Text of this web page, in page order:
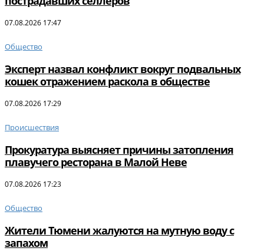
07.08.2026 17:47
Общество
Эксперт назвал конфликт вокруг подвальных
кошек отражением раскола в обществе
07.08.2026 17:29
Происшествия
Прокуратура выясняет причины затопления
плавучего ресторана в Малой Неве
07.08.2026 17:23
Общество
Жители Тюмени жалуются на мутную воду с
запахом